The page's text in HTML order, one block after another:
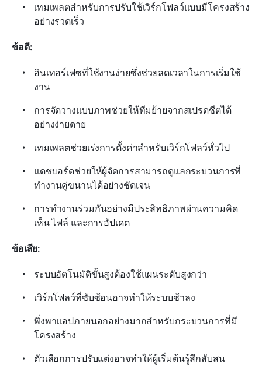
เทมเพลตสำหรับการปรับใช้เวิร์กโฟลว์แบบมีโครงสร้าง
อย่างรวดเร็ว
ข้อดี:
อินเทอร์เฟซที่ใช้งานง่ายซึ่งช่วยลดเวลาในการเริ่มใช้
งาน
การจัดวางแบบภาพช่วยให้ทีมย้ายจากสเปรดชีตได้
อย่างง่ายดาย
เทมเพลตช่วยเร่งการตั้งค่าสำหรับเวิร์กโฟลว์ทั่วไป
แดชบอร์ดช่วยให้ผู้จัดการสามารถดูแลกระบวนการที่
ทำงานคู่ขนานได้อย่างชัดเจน
การทำงานร่วมกันอย่างมีประสิทธิภาพผ่านความคิด
เห็น ไฟล์ และการอัปเดต
ข้อเสีย:
ระบบอัตโนมัติขั้นสูงต้องใช้แผนระดับสูงกว่า
เวิร์กโฟลว์ที่ซับซ้อนอาจทำให้ระบบช้าลง
พึ่งพาแอปภายนอกอย่างมากสำหรับกระบวนการที่มี
โครงสร้าง
ตัวเลือกการปรับแต่งอาจทำให้ผู้เริ่มต้นรู้สึกสับสน